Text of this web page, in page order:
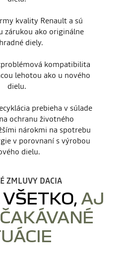
kvality Renault a sú
zárukou ako originálne
diely.
kompatibilita
lehotou ako u nového
dielu.
prebieha v súlade
ochranu životného
nárokmi na spotrebu
v porovnaní s výrobou
dielu.
ZMLUVY DACIA
AJ